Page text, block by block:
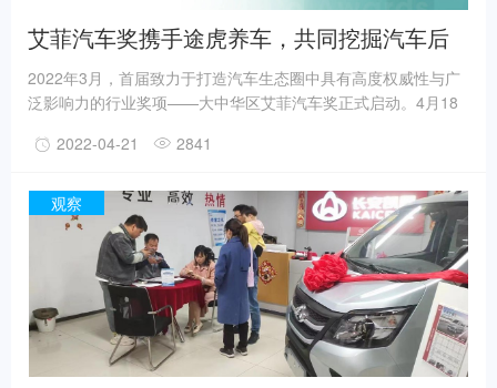
艾菲汽车奖携手途虎养车，共同挖掘汽车后
市场“新蓝海”
2022年3月，首届致力于打造汽车生态圈中具有高度权威性与广
泛影响力的行业奖项——大中华区艾菲汽车奖正式启动。4月18
车后市场领域，引导、启迪和表彰汽车后市场领域的实效创新案
2022-04-21 2841
观察